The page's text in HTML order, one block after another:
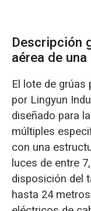
Descripción
aérea de
El lote de
por Lingyun
diseñado para
múltiples
con una
luces de entre
disposición del
hasta 24